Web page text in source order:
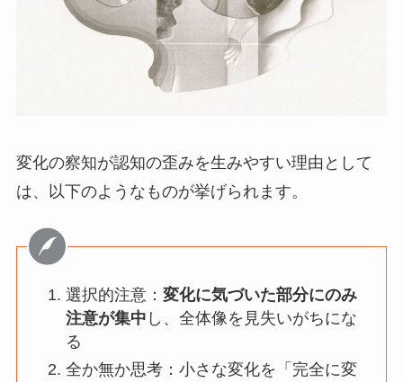
変化の察知が認知の歪みを生みやすい理由として
は、以下のようなものが挙げられます。
選択的注意： 変化に気づいた部分にのみ
注意が集中 し、全体像を見失いがちにな
る
全か無か思考：小さな変化を「完全に変